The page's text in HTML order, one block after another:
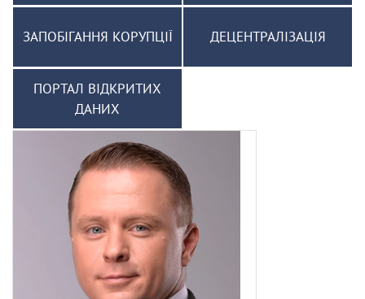
ЗАПОБІГАННЯ КОРУПЦІЇ ДЕЦЕНТРАЛІЗАЦІЯ
ПОРТАЛ ВІДКРИТИХ
ДАНИХ